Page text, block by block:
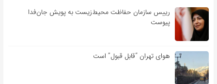
رییس سازمان حفاظت محیط‌زیست به پویش جان‌فدا
پیوست
هوای تهران “قابل قبول” است